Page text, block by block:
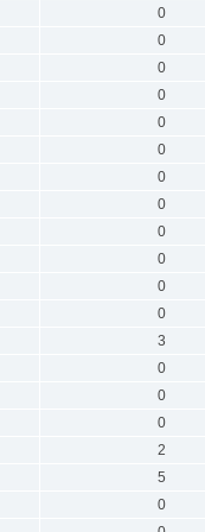
0
0
0
0
0
0
0
0
0
0
0
0
3
0
0
0
2
5
0